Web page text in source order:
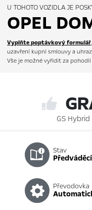
U TOHOTO VOZIDLA JE
OPEL
Vyplňte poptávkový formulář
uzavření kupní smlouvy a
Vše je možné vyřídit za pohodlí
GS
Stav
předváděcí
Převodovka